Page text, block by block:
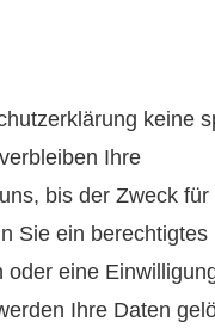
keine
Ihre
bis der Zweck für
Sie ein berechtigtes
oder eine
Ihre Daten